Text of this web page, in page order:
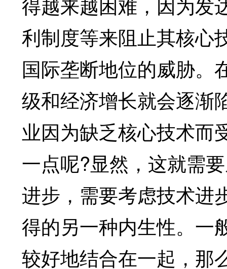
利制度等来阻止其核心
国际垄断地位的威胁。
级和经济增长就会逐渐
业因为缺乏核心技术而
一点呢?显然，这就需
进步，需要考虑技术进
得的另一种内生性。一
较好地结合在一起，那